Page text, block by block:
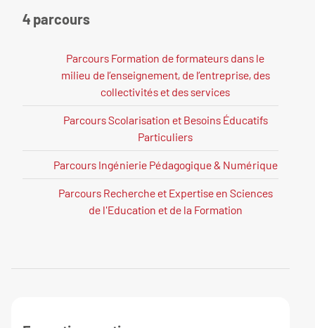
4 parcours
Parcours Formation de formateurs dans le
milieu de l’enseignement, de l’entreprise, des
collectivités et des services
Parcours Scolarisation et Besoins Éducatifs
Particuliers
Parcours Ingénierie Pédagogique & Numérique
Parcours Recherche et Expertise en Sciences
de l'Education et de la Formation